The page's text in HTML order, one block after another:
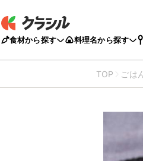
食材から探す 料理名から探す
TOP ごは